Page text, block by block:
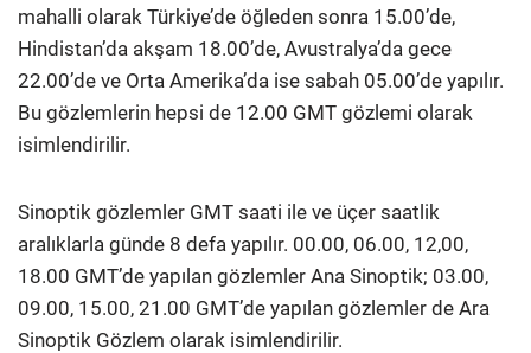
mahalli olarak Türkiye’de öğleden sonra 15.00’de,
Hindistan’da akşam 18.00’de, Avustralya’da gece
22.00’de ve Orta Amerika’da ise sabah 05.00’de yapılır.
Bu gözlemlerin hepsi de 12.00 GMT gözlemi olarak
isimlendirilir.
Sinoptik gözlemler GMT saati ile ve üçer saatlik
aralıklarla günde 8 defa yapılır. 00.00, 06.00, 12,00,
18.00 GMT’de yapılan gözlemler Ana Sinoptik; 03.00,
09.00, 15.00, 21.00 GMT’de yapılan gözlemler de Ara
Sinoptik Gözlem olarak isimlendirilir.